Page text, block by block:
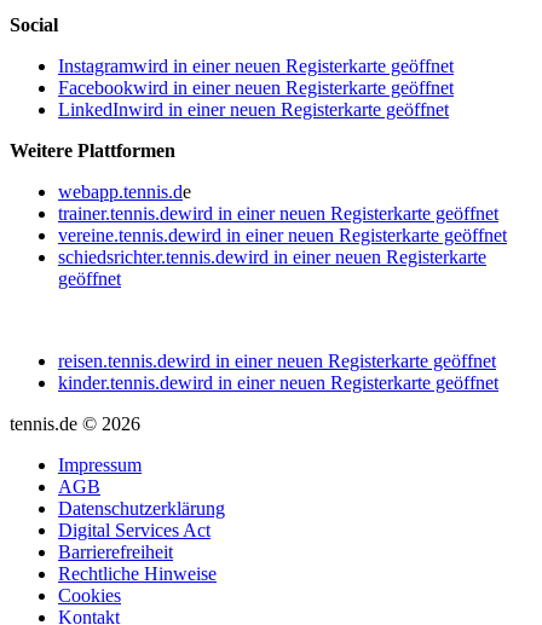
Social
Instagramwird in einer neuen Registerkarte geöffnet
Facebookwird in einer neuen Registerkarte geöffnet
LinkedInwird in einer neuen Registerkarte geöffnet
Weitere Plattformen
webapp.tennis.de
trainer.tennis.dewird in einer neuen Registerkarte geöffnet
vereine.tennis.dewird in einer neuen Registerkarte geöffnet
schiedsrichter.tennis.dewird in einer neuen Registerkarte
geöffnet
reisen.tennis.dewird in einer neuen Registerkarte geöffnet
kinder.tennis.dewird in einer neuen Registerkarte geöffnet
tennis.de © 2026
Impressum
AGB
Datenschutzerklärung
Digital Services Act
Barrierefreiheit
Rechtliche Hinweise
Cookies
Kontakt